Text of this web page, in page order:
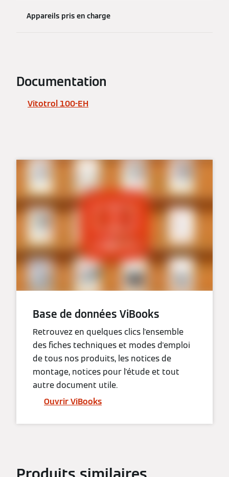
Appareils pris en charge
Documentation
Vitotrol 100-EH
Base de données ViBooks
Retrouvez en quelques clics l'ensemble
des fiches techniques et modes d'emploi
de tous nos produits, les notices de
montage, notices pour l'étude et tout
autre document utile.
Ouvrir ViBooks